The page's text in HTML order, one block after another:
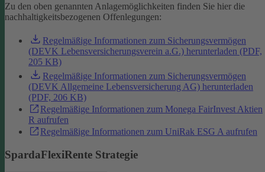
Zu den oben genannten Anlagemöglichkeiten finden Sie hier die
nachhaltigkeitsbezogenen Offenlegungen:
Regelmäßige Informationen zum Sicherungsvermögen
(DEVK Lebensversicherungsverein a.G.) herunterladen (PDF,
205 KB)
Regelmäßige Informationen zum Sicherungsvermögen
(DEVK Allgemeine Lebensversicherung AG) herunterladen
(PDF, 206 KB)
Regelmäßige Informationen zum Monega FairInvest Aktien
R aufrufen
Regelmäßige Informationen zum UniRak ESG A aufrufen
SpardaFlexiRente Strategie